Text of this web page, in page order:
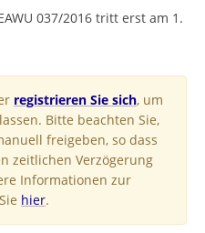
037/2016 tritt erst am 1.
registrieren Sie sich, um
Bitte beachten Sie,
freigeben, so dass
zeitlichen Verzögerung
Informationen zur
hier.